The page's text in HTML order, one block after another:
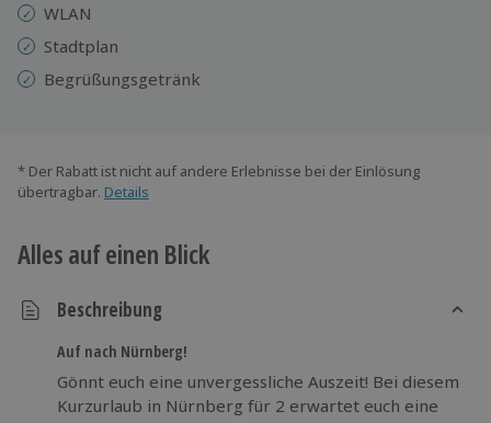
WLAN
Stadtplan
Begrüßungsgetränk
* Der Rabatt ist nicht auf andere Erlebnisse bei der Einlösung
übertragbar. Details
Alles auf einen Blick
Beschreibung
Auf nach Nürnberg!
Gönnt euch eine unvergessliche Auszeit! Bei diesem
Kurzurlaub in Nürnberg für 2 erwartet euch eine